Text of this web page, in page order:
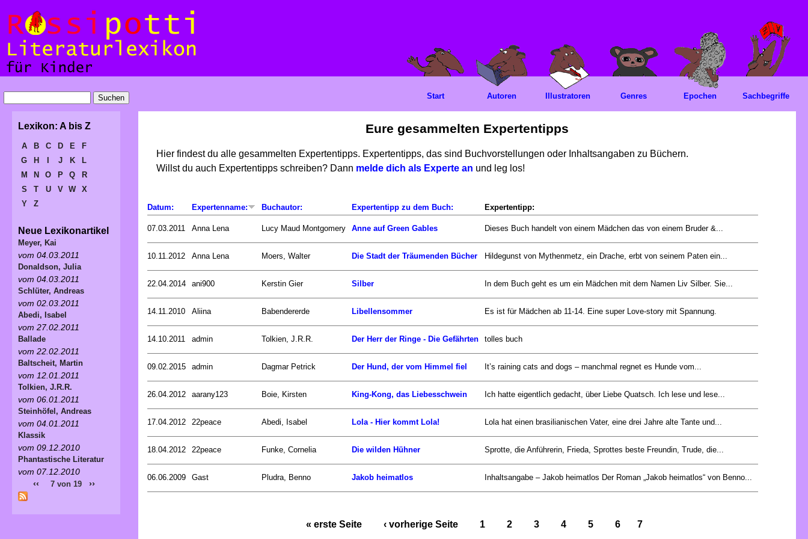
Eure gesammelten Expertentipps
Hier findest du alle gesammelten Expertentipps. Expertentipps, das sind Buchvorstellungen oder Inhaltsangaben zu Büchern.
Willst du auch Expertentipps schreiben? Dann melde dich als Experte an und leg los!
Datum: Expertenname: Buchautor: Expertentipp zu dem Buch: Expertentipp:
07.03.2011 Anna Lena Lucy Maud Montgomery Anne auf Green Gables Dieses Buch handelt von einem Mädchen das von einem Bruder &...
10.11.2012 Anna Lena Moers, Walter Die Stadt der Träumenden Bücher Hildegunst von Mythenmetz, ein Drache, erbt von seinem Paten ein...
22.04.2014 ani900 Kerstin Gier Silber In dem Buch geht es um ein Mädchen mit dem Namen Liv Silber. Sie...
14.11.2010 Aliina Babendererde Libellensommer Es ist für Mädchen ab 11-14. Eine super Love-story mit Spannung.
14.10.2011 admin Tolkien, J.R.R. Der Herr der Ringe - Die Gefährten tolles buch
09.02.2015 admin Dagmar Petrick Der Hund, der vom Himmel fiel It’s raining cats and dogs – manchmal regnet es Hunde vom...
26.04.2012 aarany123 Boie, Kirsten King-Kong, das Liebesschwein Ich hatte eigentlich gedacht, über Liebe Quatsch. Ich lese und lese...
17.04.2012 22peace Abedi, Isabel Lola - Hier kommt Lola! Lola hat einen brasilianischen Vater, eine drei Jahre alte Tante und...
18.04.2012 22peace Funke, Cornelia Die wilden Hühner Sprotte, die Anführerin, Frieda, Sprottes beste Freundin, Trude, die...
06.06.2009 Gast Pludra, Benno Jakob heimatlos Inhaltsangabe – Jakob heimatlos Der Roman „Jakob heimatlos“ von Benno...
« erste Seite ‹ vorherige Seite 1 2 3 4 5 6 7
Start Autoren Illustratoren Genres Epochen Sachbegriffe
Lexikon: A bis Z
A B C D E
F
G
H J K
L
M
N O P Q
R
S
T U V W
X
Y
Z
Neue Lexikonartikel
Meyer, Kai
vom 04.03.2011
Donaldson, Julia
vom 04.03.2011
Schlüter, Andreas
vom 02.03.2011
Abedi, Isabel
vom 27.02.2011
Ballade
vom 22.02.2011
Baltscheit, Martin
vom 12.01.2011
Tolkien, J.R.R.
vom 06.01.2011
Steinhöfel, Andreas
vom 04.01.2011
Klassik
vom 09.12.2010
Phantastische Literatur
vom 07.12.2010
‹‹ 7 von 19 ››